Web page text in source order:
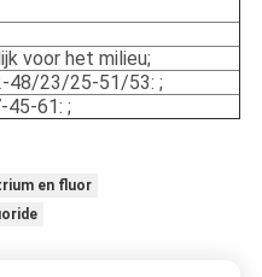
voor het milieu;
48/23/25-51/53: ;
45-61: ;
en fluor